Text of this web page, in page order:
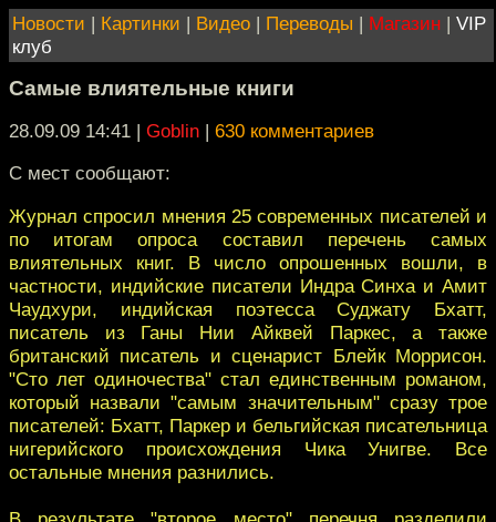
Новости | Картинки | Видео | Переводы | Магазин | VIP
клуб
Самые влиятельные книги
28.09.09 14:41 | Goblin | 630 комментариев
С мест сообщают:
Журнал спросил мнения 25 современных писателей и
по итогам опроса составил перечень самых
влиятельных книг. В число опрошенных вошли, в
частности, индийские писатели Индра Синха и Амит
Чаудхури, индийская поэтесса Суджату Бхатт,
писатель из Ганы Нии Айквей Паркес, а также
британский писатель и сценарист Блейк Моррисон.
"Сто лет одиночества" стал единственным романом,
который назвали "самым значительным" сразу трое
писателей: Бхатт, Паркер и бельгийская писательница
нигерийского происхождения Чика Унигве. Все
остальные мнения разнились.